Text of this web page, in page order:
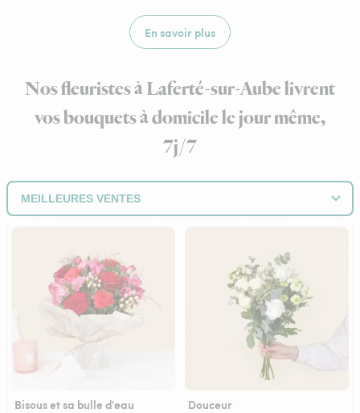
En savoir plus
Nos fleuristes à Laferté-sur-Aube livrent
vos bouquets à domicile le jour même,
7j/7
Bisous et sa bulle d'eau Douceur